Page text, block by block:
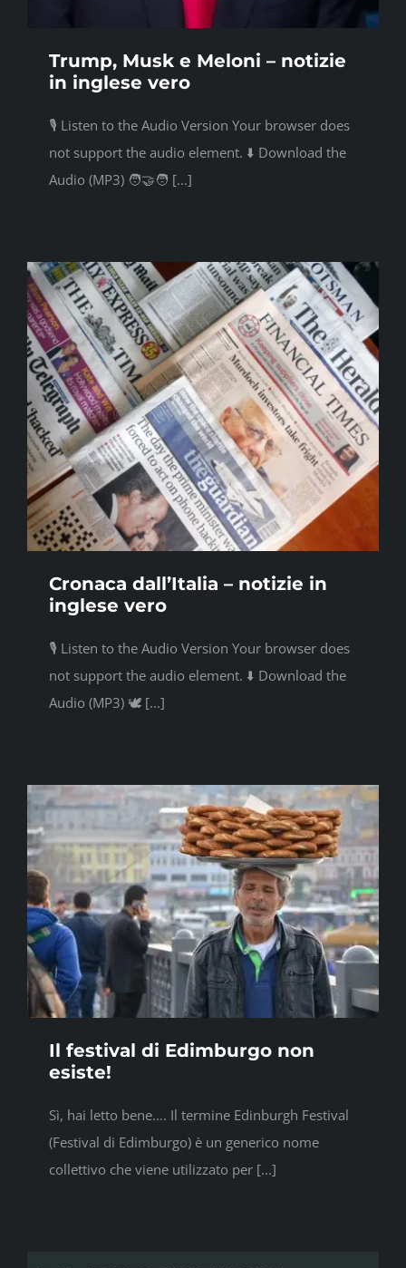
Trump, Musk e Meloni – notizie
in inglese vero
🎙️ Listen to the Audio Version Your browser does
not support the audio element. ⬇️ Download the
Audio (MP3) 🧑‍🤝‍🧑 [...]
Cronaca dall’Italia – notizie in
inglese vero
🎙️ Listen to the Audio Version Your browser does
not support the audio element. ⬇️ Download the
Audio (MP3) 🕊️ [...]
Il festival di Edimburgo non
esiste!
Sì, hai letto bene…. Il termine Edinburgh Festival
(Festival di Edimburgo) è un generico nome
collettivo che viene utilizzato per [...]